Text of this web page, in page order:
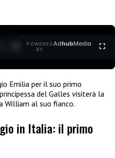
POWERED
BY
AdhubMedia
Emilia per il suo primo
del Galles visiterà la
William al suo fianco.
in Italia: il primo